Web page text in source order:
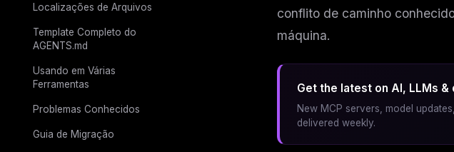
Localizações de Arquivos
Template Completo do
AGENTS.md
Usando em Várias
Ferramentas
Problemas Conhecidos
Guia de Migração
conflito de caminho
máquina.
Get the latest on AI, LLMs
New MCP servers, model
delivered weekly.